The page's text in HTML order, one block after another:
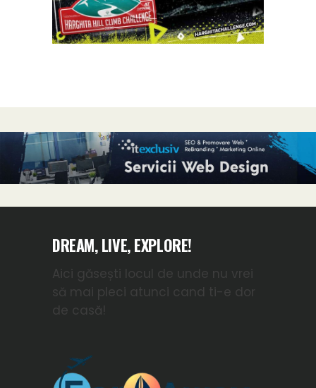
DREAM, LIVE, EXPLORE!
Aici găsești locul de unde nu vrei
să mai pleci atunci cand ti-e dor
de casă!